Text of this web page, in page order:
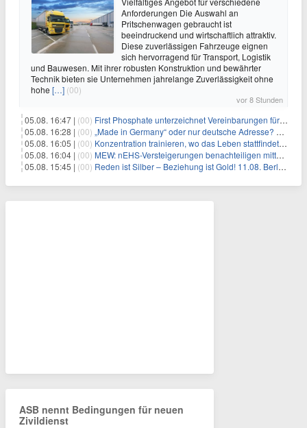
Anforderungen Die Auswahl an
Pritschenwagen gebraucht ist
beeindruckend und wirtschaftlich attraktiv.
Diese zuverlässigen Fahrzeuge eignen
sich hervorragend für Transport, Logistik
und Bauwesen. Mit ihrer robusten Konstruktion und bewährter
Technik bieten sie Unternehmen jahrelange Zuverlässigkeit ohne
hohe […] (00)
vor 8 Stunden
05.08. 16:47 | (00) First Phosphate unterzeichnet Vereinbarungen für nicht zu refundierende Zuwendungen in Höhe von 4,84 Mio. $ von der kanadischen Regierung für Straßeninfrastruktur und Stromübertragungsleitungen
05.08. 16:28 | (00) „Made in Germany“ oder nur deutsche Adresse? So erkennen Sie, wo Ihre Leiterplatten wirklich gefertigt werden
05.08. 16:05 | (00) Konzentration trainieren, wo das Leben stattfindet: Mobile EEG-Technologie bringt Neurofeedback in den Alltag
05.08. 16:04 | (00) MEW: nEHS-Versteigerungen benachteiligen mittelständische Unternehmen
05.08. 15:45 | (00) Reden ist Silber – Beziehung ist Gold! 11.08. Berlin – 18:30 Uhr
ASB nennt Bedingungen für neuen
Zivildienst